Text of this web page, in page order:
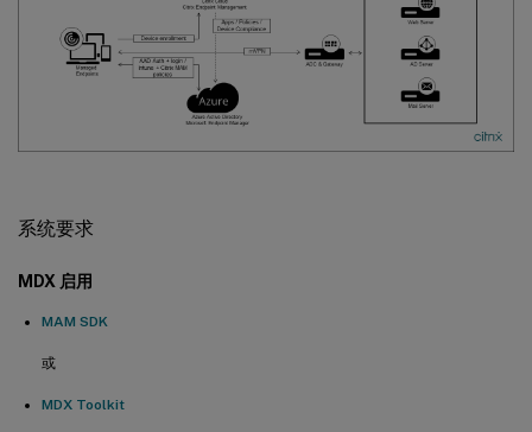
系统要求
MDX 启用
MAM SDK
或
MDX Toolkit